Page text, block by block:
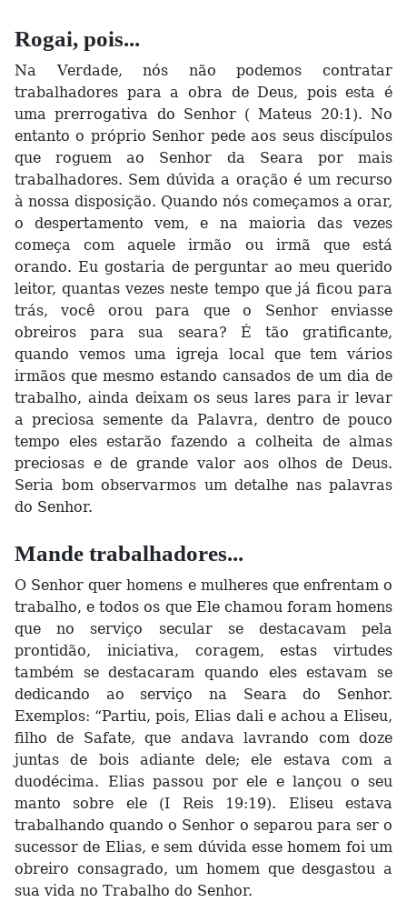
Rogai, pois...
Na Verdade, nós não podemos contratar
trabalhadores para a obra de Deus, pois esta é
uma prerrogativa do Senhor ( Mateus 20:1). No
entanto o próprio Senhor pede aos seus discípulos
que roguem ao Senhor da Seara por mais
trabalhadores. Sem dúvida a oração é um recurso
à nossa disposição. Quando nós começamos a orar,
o despertamento vem, e na maioria das vezes
começa com aquele irmão ou irmã que está
orando. Eu gostaria de perguntar ao meu querido
leitor, quantas vezes neste tempo que já ficou para
trás, você orou para que o Senhor enviasse
obreiros para sua seara? É tão gratificante,
quando vemos uma igreja local que tem vários
irmãos que mesmo estando cansados de um dia de
trabalho, ainda deixam os seus lares para ir levar
a preciosa semente da Palavra, dentro de pouco
tempo eles estarão fazendo a colheita de almas
preciosas e de grande valor aos olhos de Deus.
Seria bom observarmos um detalhe nas palavras
do Senhor.
Mande trabalhadores...
O Senhor quer homens e mulheres que enfrentam o
trabalho, e todos os que Ele chamou foram homens
que no serviço secular se destacavam pela
prontidão, iniciativa, coragem, estas virtudes
também se destacaram quando eles estavam se
dedicando ao serviço na Seara do Senhor.
Exemplos: “Partiu, pois, Elias dali e achou a Eliseu,
filho de Safate, que andava lavrando com doze
juntas de bois adiante dele; ele estava com a
duodécima. Elias passou por ele e lançou o seu
manto sobre ele (I Reis 19:19). Eliseu estava
trabalhando quando o Senhor o separou para ser o
sucessor de Elias, e sem dúvida esse homem foi um
obreiro consagrado, um homem que desgastou a
sua vida no Trabalho do Senhor.